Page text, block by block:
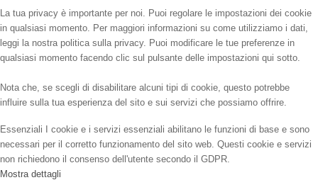
La tua privacy è importante per noi. Puoi regolare le impostazioni dei cookie
in qualsiasi momento. Per maggiori informazioni su come utilizziamo i dati,
leggi la nostra politica sulla privacy. Puoi modificare le tue preferenze in
qualsiasi momento facendo clic sul pulsante delle impostazioni qui sotto.
Nota che, se scegli di disabilitare alcuni tipi di cookie, questo potrebbe
influire sulla tua esperienza del sito e sui servizi che possiamo offrire.
Essenziali
I cookie e i servizi essenziali abilitano le funzioni di base e sono
necessari per il corretto funzionamento del sito web. Questi cookie e servizi
non richiedono il consenso dell'utente secondo il GDPR.
Mostra dettagli